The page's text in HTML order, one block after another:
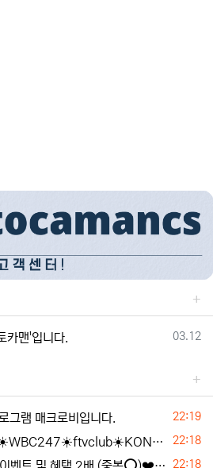
등록일
03.12
카맨'입니다.
등록일
22:19
그램 매크로비입니다.
등록일
22:18
프(요율)지급☀️1XBET☀️메가파리☀️원엑스벳☀️원엑스카지노☀️
등록일
22:18